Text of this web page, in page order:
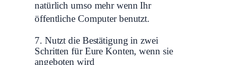
natürlich umso mehr wenn Ihr
öffentliche Computer benutzt.
7. Nutzt die Bestätigung in zwei
Schritten für Eure Konten, wenn sie
angeboten wird